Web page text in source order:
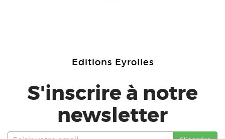
Editions Eyrolles
S'inscrire à notre
newsletter